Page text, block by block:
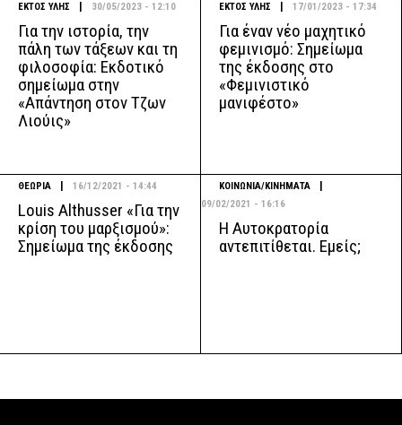
ΕΚΤΟΣ ΥΛΗΣ 30/05/2023 - 12:10
Για την ιστορία, την
πάλη των τάξεων και τη
φιλοσοφία: Εκδοτικό
σημείωμα στην
«Απάντηση στον Τζων
Λιούις»
ΕΚΤΟΣ ΥΛΗΣ 17/01/2023 - 17:34
Για έναν νέο μαχητικό
φεμινισμό: Σημείωμα
της έκδοσης στο
«Φεμινιστικό
μανιφέστο»
ΘΕΩΡΙΑ 16/12/2021 - 14:44
Louis Althusser «Για την
κρίση του μαρξισμού»:
Σημείωμα της έκδοσης
ΚΟΙΝΩΝΙΑ/ΚΙΝΗΜΑΤΑ
09/02/2021 - 16:16
Η Αυτοκρατορία
αντεπιτίθεται. Εμείς;